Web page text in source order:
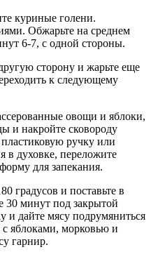
куриные голени.
Обжарьте на среднем
6-7, с одной стороны.
сторону и жарьте еще
к следующему
овощи и яблоки,
и накройте сковороду
ручку или
в духовке, переложите
для запекания.
градусов и поставьте в
30 минут под закрытой
и дайте мясу подрумяниться
яблоками, морковью и
гарнир.